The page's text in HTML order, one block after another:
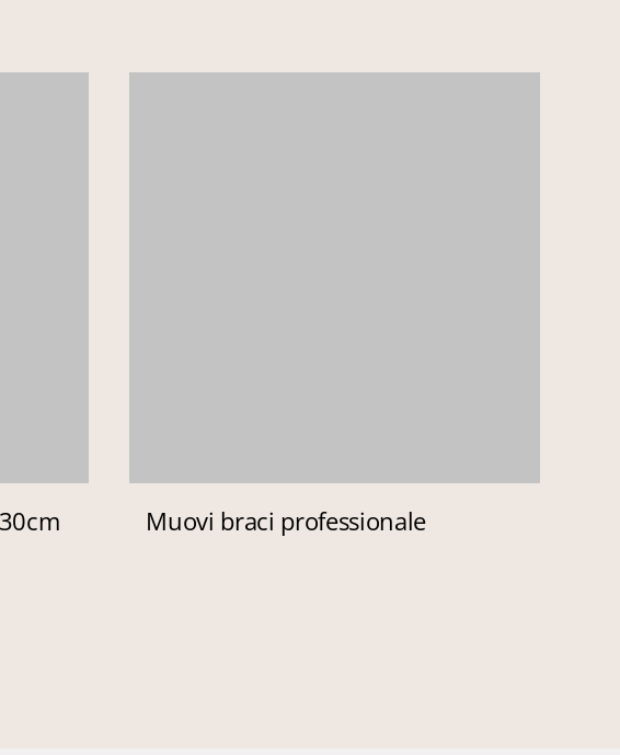
Muovi braci professionale